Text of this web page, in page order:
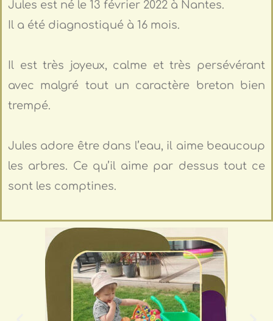
Jules est né le 13 février 2022 à Nantes.
Il a été diagnostiqué à 16 mois.
Il est très joyeux, calme et très persévérant
avec malgré tout un caractère breton bien
trempé.
Jules adore être dans l’eau, il aime beaucoup
les arbres. Ce qu’il aime par dessus tout ce
sont les comptines.